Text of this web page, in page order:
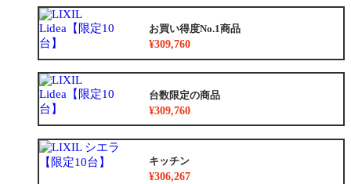
お買い得度No.1商品
¥309,760
台数限定の商品
¥309,760
キッチン
¥306,267